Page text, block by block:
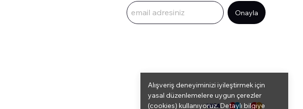
Alışveriş deneyiminizi iyileştirmek için
yasal düzenlemelere uygun çerezler
(cookies) kullanıyoruz. Detaylı bilgiye
Onayla